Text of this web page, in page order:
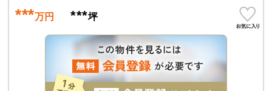
***万円 ***坪